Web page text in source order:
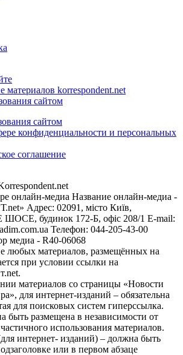
материалов korrespondent.net
сайтом
сайтом
конфиденциальности и персональных
соглашение
онлайн-медиа Название онлайн-медиа -
Адрес: 02091, місто Київ,
будинок 172-Б, офіс 208/1 E-mail:
Телефон: 044-205-43-00
медиа - R40-06068
любых материалов, размещённых на
при условии ссылки на
материалов со страницы «Новости
для интернет-изданий – обязательна
для поисковых систем гиперссылка.
быть размещена в независимости от
использования материалов.
интернет- изданий) – должна быть
или в первом абзаце